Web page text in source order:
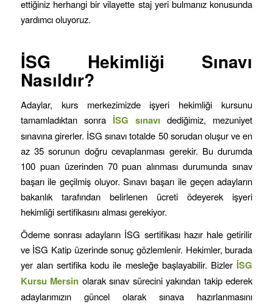
ettiğiniz herhangi bir vilayette staj yeri bulmanız konusunda
yardımcı oluyoruz.
İSG Hekimliği Sınavı
Nasıldır?
Adaylar, kurs merkezimizde işyeri hekimliği kursunu
tamamladıktan sonra İSG sınavı dediğimiz, mezuniyet
sınavına girerler. İSG sınavı totalde 50 sorudan oluşur ve en
az 35 sorunun doğru cevaplanması gerekir. Bu durumda
100 puan üzerinden 70 puan alınması durumunda sınav
başarı ile geçilmiş oluyor. Sınavı başarı ile geçen adayların
bakanlık tarafından belirlenen ücreti ödeyerek işyeri
hekimliği sertifikasını alması gerekiyor.
Ödeme sonrası adayların İSG sertifikası hazır hale getirilir
ve İSG Katip üzerinde sonuç gözlemlenir. Hekimler, burada
yer alan sertifika kodu ile mesleğe başlayabilir. Bizler İSG
Kursu Mersin olarak sınav sürecini yakından takip ederek
adaylarımızın güncel olarak sınava hazırlanmasını